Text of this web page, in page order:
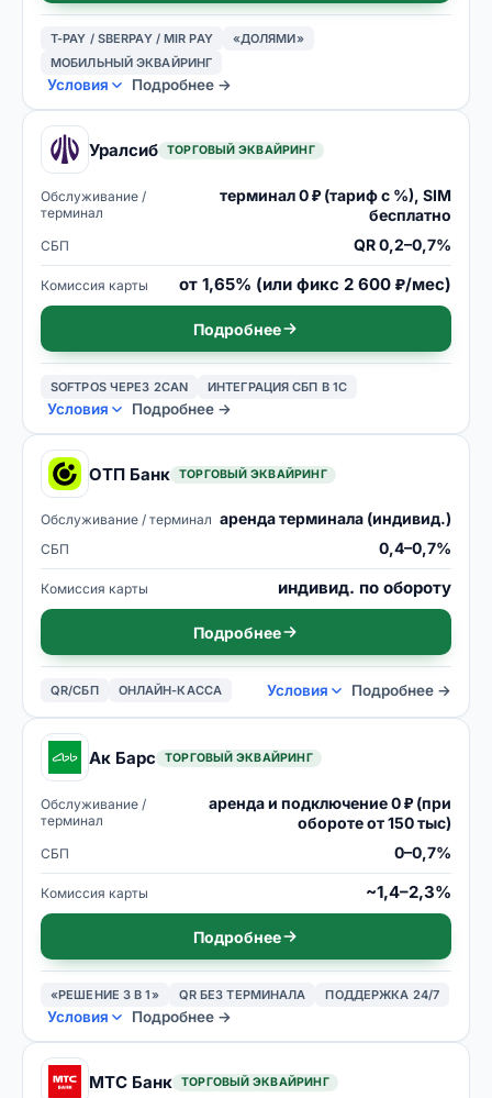
T-PAY / SBERPAY / MIR PAY
«ДОЛЯМИ»
МОБИЛЬНЫЙ ЭКВАЙРИНГ
Условия Подробнее →
Уралсиб ТОРГОВЫЙ ЭКВАЙРИНГ
Обслуживание /
терминал
терминал 0 ₽ (тариф с %), SIM
бесплатно
СБП QR 0,2–0,7%
Комиссия карты от 1,65% (или фикс 2 600 ₽/мес)
Подробнее
SOFTPOS ЧЕРЕЗ 2CAN ИНТЕГРАЦИЯ СБП В 1С
Условия Подробнее →
ОТП Банк ТОРГОВЫЙ ЭКВАЙРИНГ
Обслуживание / терминал аренда терминала (индивид.)
СБП 0,4–0,7%
Комиссия карты индивид. по обороту
Подробнее
QR/СБП ОНЛАЙН-КАССА Условия Подробнее →
Ак Барс ТОРГОВЫЙ ЭКВАЙРИНГ
Обслуживание /
терминал
аренда и подключение 0 ₽ (при
обороте от 150 тыс)
СБП 0–0,7%
Комиссия карты ~1,4–2,3%
Подробнее
«РЕШЕНИЕ 3 В 1» QR БЕЗ ТЕРМИНАЛА ПОДДЕРЖКА 24/7
Условия Подробнее →
МТС Банк ТОРГОВЫЙ ЭКВАЙРИНГ